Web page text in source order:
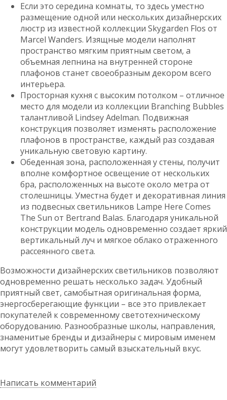
Если это середина комнаты, то здесь уместно
размещение одной или нескольких дизайнерских
люстр из известной коллекции Skygarden Flos от
Marcel Wanders. Изящные модели наполнят
пространство мягким приятным светом, а
объемная лепнина на внутренней стороне
плафонов станет своеобразным декором всего
интерьера.
Просторная кухня с высоким потолком – отличное
место для модели из коллекции Branching Bubbles
талантливой Lindsey Adelman. Подвижная
конструкция позволяет изменять расположение
плафонов в пространстве, каждый раз создавая
уникальную световую картину.
Обеденная зона, расположенная у стены, получит
вполне комфортное освещение от нескольких
бра, расположенных на высоте около метра от
столешницы. Уместна будет и декоративная линия
из подвесных светильников Lampe Here Comes
The Sun от Bertrand Balas. Благодаря уникальной
конструкции модель одновременно создает яркий
вертикальный луч и мягкое облако отраженного
рассеянного света.
Возможности дизайнерских светильников позволяют
одновременно решать несколько задач. Удобный
приятный свет, самобытная оригинальная форма,
энергосберегающие функции – все это привлекает
покупателей к современному светотехническому
оборудованию. Разнообразные школы, направления,
знаменитые бренды и дизайнеры с мировым именем
могут удовлетворить самый взыскательный вкус.
Написать комментарий